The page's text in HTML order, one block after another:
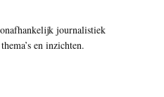
journalistiek
en inzichten.